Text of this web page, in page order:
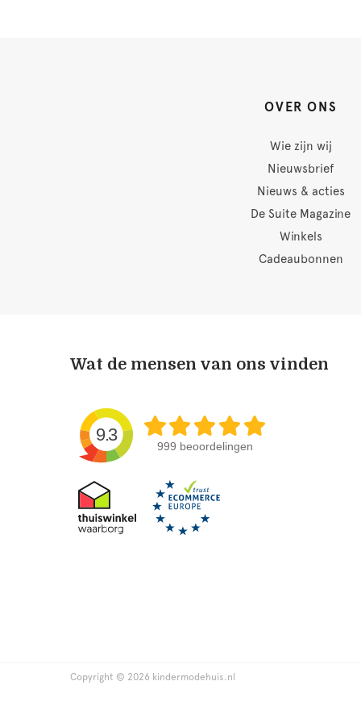
OVER ONS
Wie zijn wij
Nieuwsbrief
Nieuws & acties
De Suite Magazine
Winkels
Cadeaubonnen
Wat de mensen van ons vinden
9.3
999 beoordelingen
Copyright © 2026 kindermodehuis.nl